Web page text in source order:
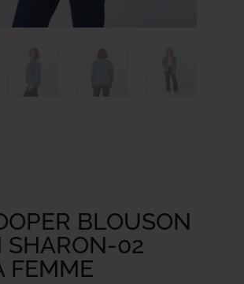
BLOUSON
SHARON-02
FEMME